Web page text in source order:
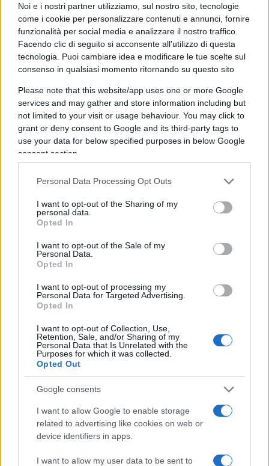
Noi e i nostri partner utilizziamo, sul nostro sito, tecnologie
come i cookie per personalizzare contenuti e annunci, fornire
funzionalità per social media e analizzare il nostro traffico.
Facendo clic di seguito si acconsente all'utilizzo di questa
tecnologia. Puoi cambiare idea e modificare le tue scelte sul
consenso in qualsiasi momento ritornando su questo sito
Please note that this website/app uses one or more Google
services and may gather and store information including but
not limited to your visit or usage behaviour. You may click to
grant or deny consent to Google and its third-party tags to
use your data for below specified purposes in below Google
consent section.
Personal Data Processing Opt Outs
I want to opt-out of the Sharing of my
personal data.
Opted In
I want to opt-out of the Sale of my
Personal Data.
Opted In
I want to opt-out of processing my
Personal Data for Targeted Advertising.
Opted In
I want to opt-out of Collection, Use,
Retention, Sale, and/or Sharing of my
Personal Data that Is Unrelated with the
Purposes for which it was collected.
Opted Out
Google consents
I want to allow Google to enable storage
related to advertising like cookies on web or
device identifiers in apps.
I want to allow my user data to be sent to
neppure una scheggia, un frammento minimo di
quello che è. Che è stato. Di quello che sta
accadendo nelle nostre vite.Una perenne
emergenza Covid, partita in ritardo e che ci ha
spogliato lentamente di diritti che credevamo
acquisiti. Complice l’indifferenza di una
maggioranza silenziosa, e l’urlo solitario di una
minoranza guardata con disprezzo». Difficile
sintetizzare meglio.
Il libro, o meglio il diario, dovrebbe essere letto
sbuffo la condizione, anche psicologica oltre che
materiale, di coloro che non ci stavano. «Nelle
liste di proscrizione ci siamo finiti tutti noi che
abbiamo deciso di non piegarci all’obbligo
terapeutico di massa”, perché abbiamo
rivendicato la libertà di scelta di cura, sancita
dalla nostra Costituzione. E con l’ennesimo
decreto ministeriale, arrivato in una rinnovata
emergenza,tutti noi over 50 siamo stati sospesi
dal lavoro. Così, dopo aver fatto tamponi per
mesi per andare a lavorare, ci siamo ritrovati
all’improvviso, come migliaia prima di noi, senza
lavoro, senza stipendio, senza dignità.Con
addosso un’etichetta dispregiativa
scucire: quella di no vax».